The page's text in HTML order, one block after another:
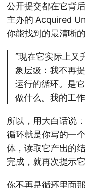
公开提交都在它背
主办的 Acquired
你能找到的最清晰的
“现在它实际上又
象层级：我不再
运行的循环。是
做什么。我的工
所以，用大白话说：
循环就是你写的一
体，读取它产出的
完成，就再次提示它
你不再是循环里面